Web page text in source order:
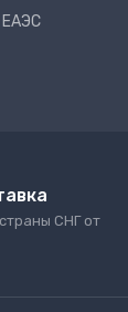
ЕАЭС
СНГ от